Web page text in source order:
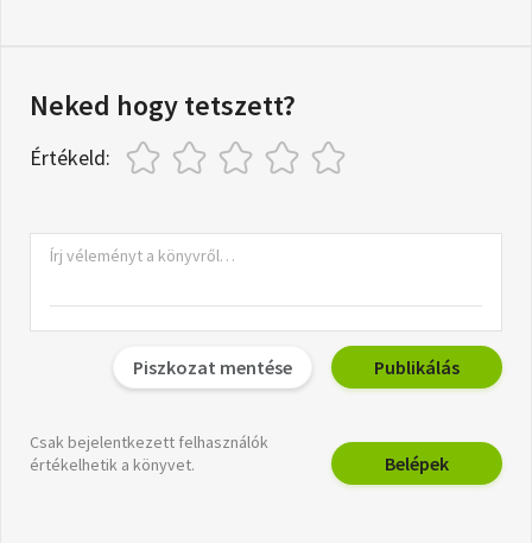
Neked hogy tetszett?
Értékeld:
Piszkozat mentése Publikálás
Csak bejelentkezett felhasználók
értékelhetik a könyvet.
Belépek